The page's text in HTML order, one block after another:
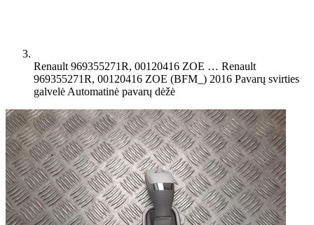
Renault 969355271R, 00120416 ZOE … Renault
969355271R, 00120416 ZOE (BFM_) 2016 Pavarų svirties
galvelė Automatinė pavarų dėžė